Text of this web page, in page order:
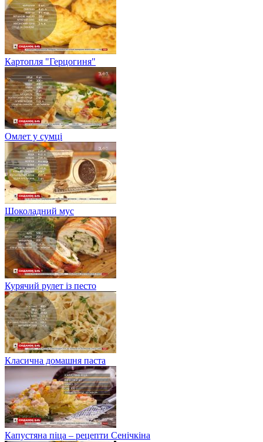
Картопля "Герцогиня"
Омлет у сумці
Шоколадний мус
Курячий рулет із песто
Класична домашня паста
Капустяна піца – рецепти Сенічкіна